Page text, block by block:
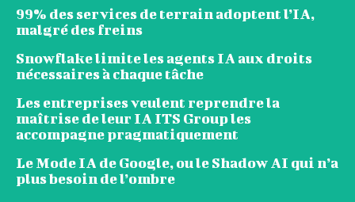
99% des services de terrain adoptent l’IA,
malgré des freins
Snowflake limite les agents IA aux droits
nécessaires à chaque tâche
Les entreprises veulent reprendre la
maîtrise de leur IA ITS Group les
accompagne pragmatiquement
Le Mode IA de Google, ou le Shadow AI qui n’a
plus besoin de l’ombre